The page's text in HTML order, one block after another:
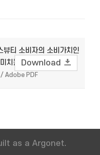
티 소비자의 소비가치인
치는 영향 .pdf
/ Adobe PDF
Download
as a Argonet.